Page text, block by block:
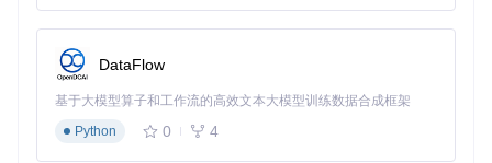
DataFlow
基于大模型算子和工作流的高效文本大模型训练数据合成框架
Python
0 4